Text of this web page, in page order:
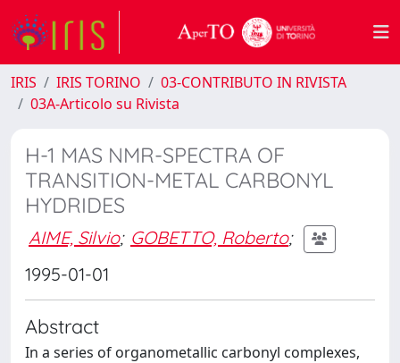
IRIS IRIS TORINO
03-CONTRIBUTO IN RIVISTA
03A-Articolo su Rivista
H-1 MAS NMR-SPECTRA OF
TRANSITION-METAL CARBONYL
HYDRIDES
AIME, Silvio; GOBETTO, Roberto;
1995-01-01
Abstract
In a series of organometallic carbonyl complexes,